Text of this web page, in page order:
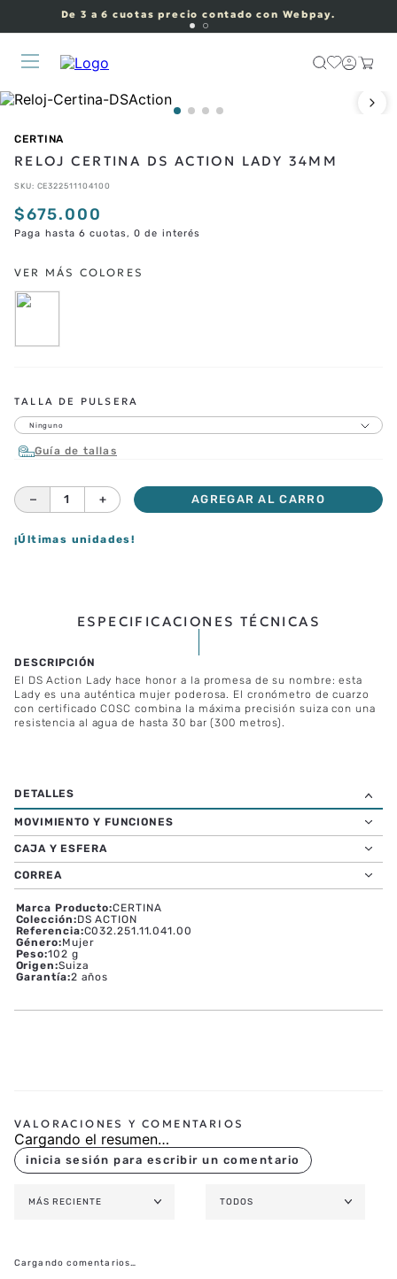
De 3 a 6 cuotas precio contado con Webpay.
CERTINA
RELOJ CERTINA DS ACTION LADY 34MM
SKU: CE322511104100
$675.000
Paga hasta 6 cuotas, 0 de interés
TALLA DE PULSERA
Ninguno
Guía de tallas
＋
－ AGREGAR AL CARRO
¡Últimas unidades!
ESPECIFICACIONES TÉCNICAS
El DS Action Lady hace honor a la promesa de su nombre: esta
Lady es una auténtica mujer poderosa. El cronómetro de cuarzo
con certificado COSC combina la máxima precisión suiza con una
resistencia al agua de hasta 30 bar (300 metros).
MOVIMIENTO Y FUNCIONES
CAJA Y ESFERA
CORREA
Marca Producto:CERTINA
Colección:DS ACTION
Referencia:C032.251.11.041.00
Género:Mujer
Peso:102 g
Origen:Suiza
Garantía:2 años
Cargando el resumen…
MÁS RECIENTE TODOS
Cargando comentarios…